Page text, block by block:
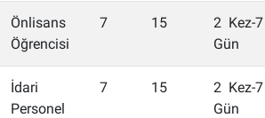
Önlisans
Öğrencisi
7 15
2 Kez-7
Gün
İdari
Personel
7 15
2 Kez-7
Gün